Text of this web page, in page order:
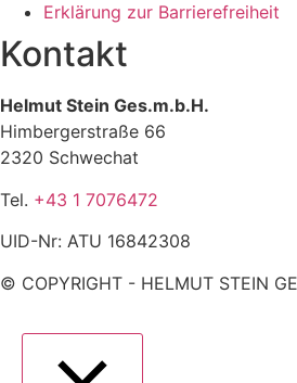
Erklärung zur Barrierefreiheit
Kontakt
Helmut Stein Ges.m.b.H.
Himbergerstraße 66
2320 Schwechat
Tel. +43 1 7076472
UID-Nr: ATU 16842308
© COPYRIGHT - HELMUT STEIN